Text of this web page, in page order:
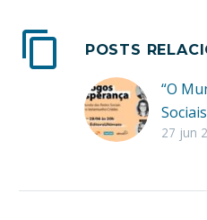
POSTS
“O
27 jun